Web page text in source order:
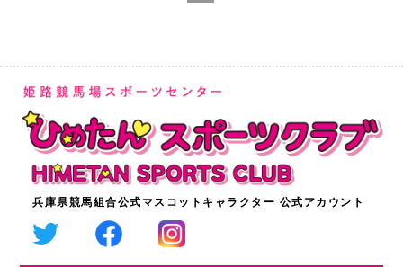
兵庫県競馬組合公式マスコットキャラクター 公式アカウント